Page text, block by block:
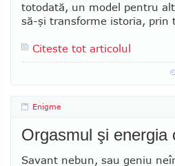
totodată, un model pentru
să-şi transforme istoria, prin
Citeste tot articolul
Enigme
Orgasmul şi energia
Savant nebun, sau geniu